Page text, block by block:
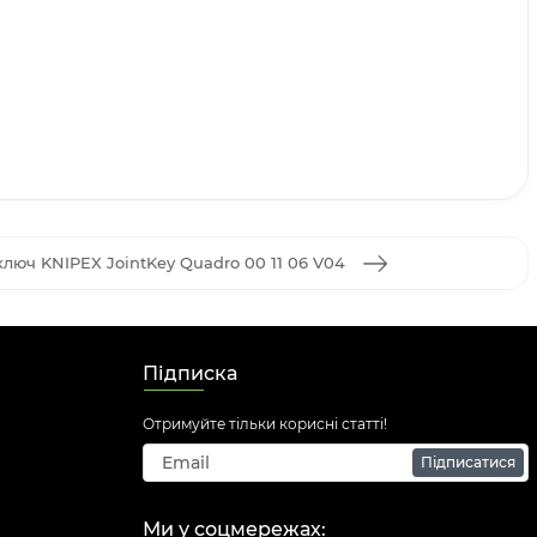
KNIPEX JointKey Quadro 00 11 06 V04
Підписка
Отримуйте тільки корисні статті!
Підписатися
Ми у соцмережах: